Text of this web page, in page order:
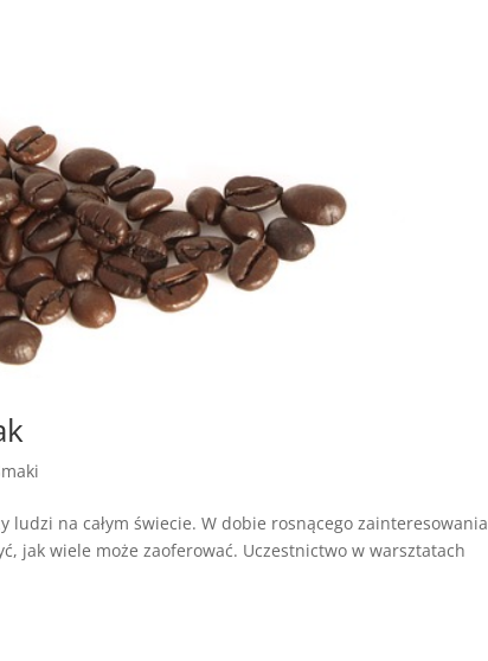
na całym świecie. W dobie rosnącego zainteresowania
jak wiele może zaoferować. Uczestnictwo w warsztatach